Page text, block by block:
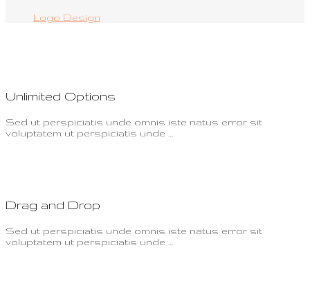
Logo Design
Unlimited Options
Sed ut perspiciatis unde omnis iste natus error sit
voluptatem ut perspiciatis unde …
Drag and Drop
Sed ut perspiciatis unde omnis iste natus error sit
voluptatem ut perspiciatis unde …